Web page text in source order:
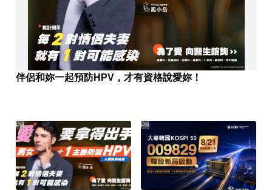
伴侶和妳一起預防HPV，才有資格說愛妳！
PR PR